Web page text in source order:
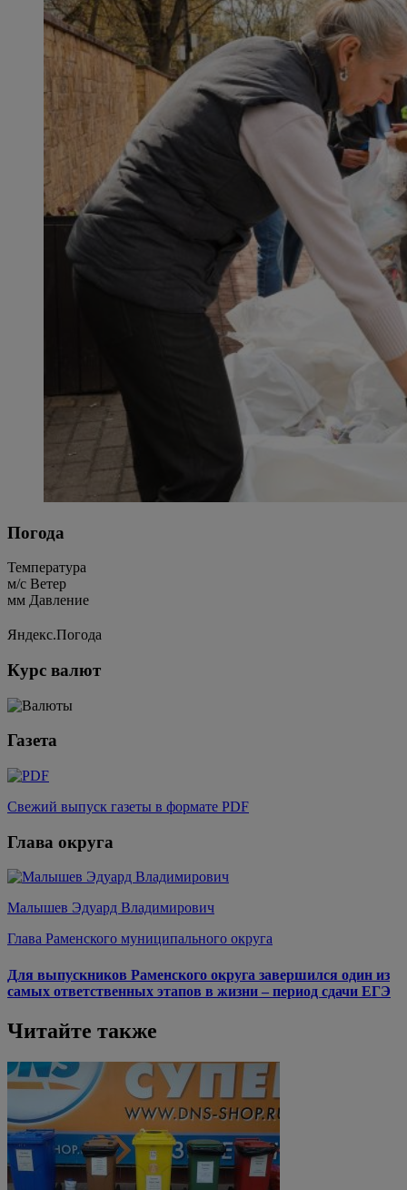
Погода
Температура
м/c Ветер
мм Давление
Яндекс.Погода
Курс валют
Газета
Свежий выпуск газеты в формате PDF
Глава округа
Малышев Эдуард Владимирович
Глава Раменского муниципального округа
Для выпускников Раменского округа завершился один из
самых ответственных этапов в жизни – период сдачи ЕГЭ
Читайте также